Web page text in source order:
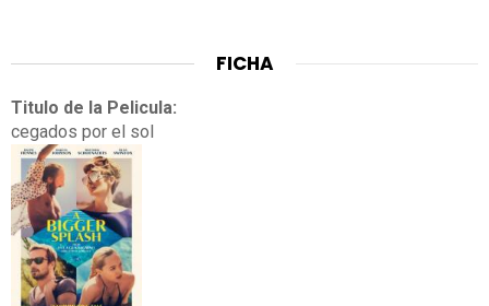
FICHA
Titulo de la Pelicula:
cegados por el sol